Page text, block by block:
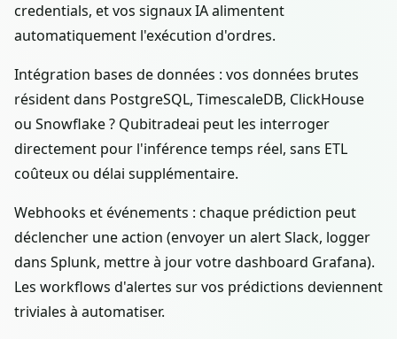
credentials, et vos signaux IA alimentent
automatiquement l'exécution d'ordres.
Intégration bases de données : vos données brutes
résident dans PostgreSQL, TimescaleDB, ClickHouse
ou Snowflake ? Qubitradeai peut les interroger
directement pour l'inférence temps réel, sans ETL
coûteux ou délai supplémentaire.
Webhooks et événements : chaque prédiction peut
déclencher une action (envoyer un alert Slack, logger
dans Splunk, mettre à jour votre dashboard Grafana).
Les workflows d'alertes sur vos prédictions deviennent
triviales à automatiser.